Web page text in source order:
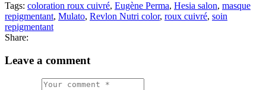
Tags: coloration roux cuivré, Eugène Perma, Hesia salon, masque
repigmentant, Mulato, Revlon Nutri color, roux cuivré, soin
repigmentant
Share:
Leave a comment